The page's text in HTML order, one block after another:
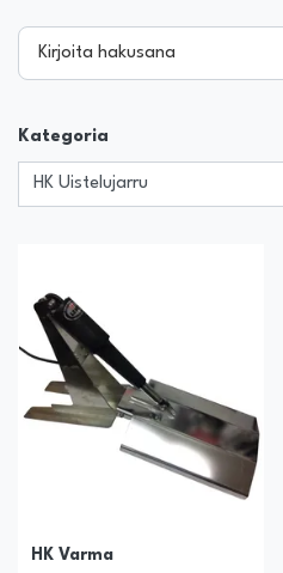
Kirjoita hakusana
Kategoria
HK Varma